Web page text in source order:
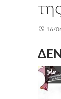
16/
ΔΕΝ